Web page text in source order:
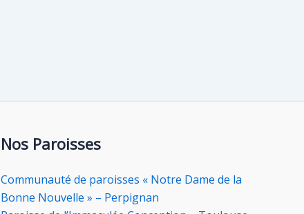
Nos Paroisses
Communauté de paroisses « Notre Dame de la
Bonne Nouvelle » – Perpignan